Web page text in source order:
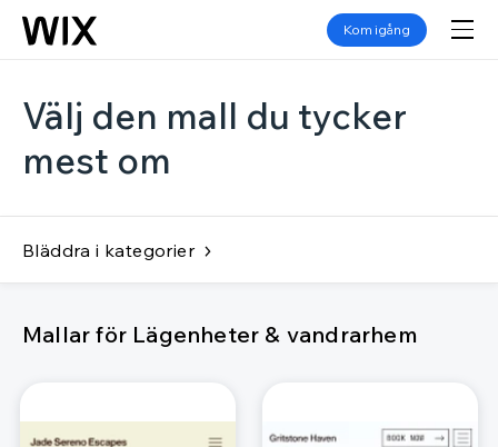
Kom igång
Välj den mall du tycker
mest om
Bläddra i kategorier
Mallar för Lägenheter & vandrarhem